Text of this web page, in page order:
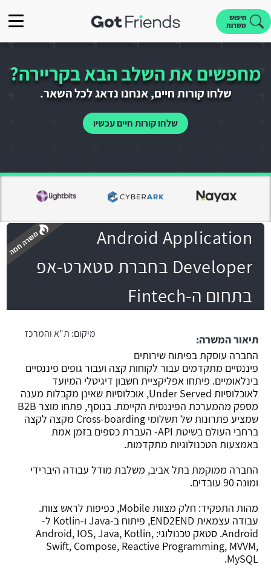
חיפוש
משרות
מחפשים את השלב הבא בקריירה?
שלחו קורות חיים, אנחנו נדאג לכל השאר.
שלחו קורות חיים עכשיו
Android Application
Developer בחברת סטארט-אפ
בתחום ה-Fintech
מיקום: ת"א והמרכז
תיאור המשרה:
החברה עוסקת בפיתוח שירותים
פיננסיים מתקדמים עבור לקוחות קצה ועבור גופים פיננסיים
בינלאומיים. פיתחו אפליקציית חשבון דיגיטלי המיועד
לאוכלוסיות Under Served, אוכלוסיות שאינן מקבלות מענה
מספק מהמערכת הפיננסית הקיימת. בנוסף, פתחו מוצר B2B
שמציע פתרונות של תשלומי Cross-boarding מקצה לקצה
ברחבי העולם בשיטת API- העברת כספים בזמן אמת
באמצעות הטכנולוגיות מתקדמות.
החברה ממוקמת בתל אביב, משלבת מודל עבודה היברידי
ומונה 90 עובדים.
מהות התפקיד: חלק מצוות Mobile, כפיפות לראש צוות.
עבודה עצמאית END2END, פיתוח ב-Java ו-Kotlin ל-
Android. סטאק טכנולוגי: Android, IOS, Java, Kotlin,
Swift, Compose, Reactive Programming, MVVM,
MySQL.